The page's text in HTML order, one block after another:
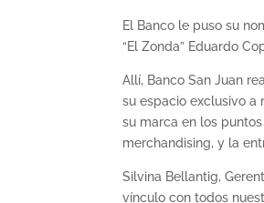
El Banco le puso su
“El Zonda” Eduardo
Allí, Banco San Juan
su espacio exclusivo a
su marca en los
merchandising, y la
Silvina Bellantig,
vínculo con todos